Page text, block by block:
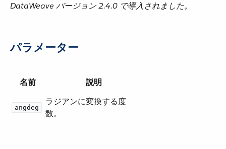
DataWeave バージョン 2.4.0 で導入されました。
パラメーター
名前 説明
angdeg
ラジアンに変換する度
数。